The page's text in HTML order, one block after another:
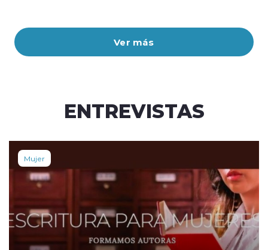
Ver más
ENTREVISTAS
Mujer